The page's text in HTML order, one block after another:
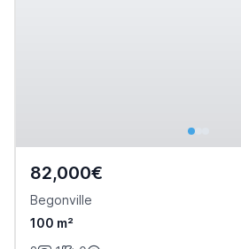
82,000€
Begonville
100 m²